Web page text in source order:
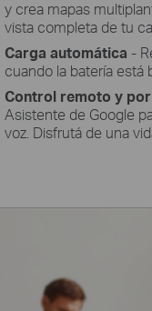
y crea mapas
vista completa de tu
Carga automática -
cuando la batería está
Control remoto y
Asistente de Google
voz. Disfrutá de una